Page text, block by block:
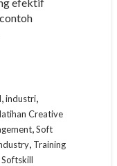
,industri,
Creative
,Soft
, Training